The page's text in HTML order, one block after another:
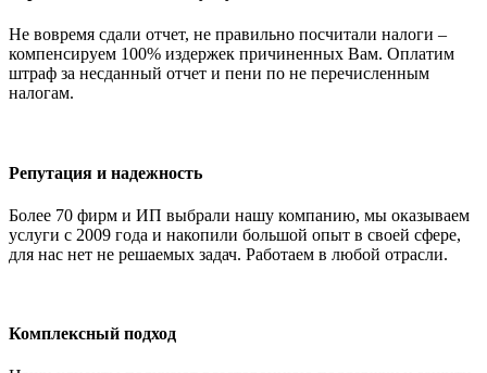
Не вовремя сдали отчет, не правильно посчитали налоги –
компенсируем 100% издержек причиненных Вам. Оплатим
штраф за несданный отчет и пени по не перечисленным
налогам.
Репутация и надежность
Более 70 фирм и ИП выбрали нашу компанию, мы оказываем
услуги с 2009 года и накопили большой опыт в своей сфере,
для нас нет не решаемых задач. Работаем в любой отрасли.
Комплексный подход